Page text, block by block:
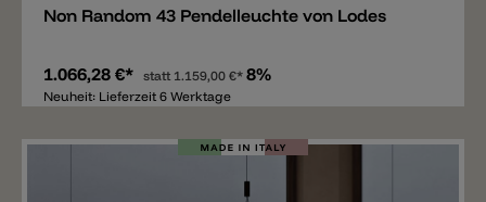
Non Random 43 Pendelleuchte von Lodes
1.066,28 €* statt 1.159,00 €* 8%
Neuheit: Lieferzeit 6 Werktage